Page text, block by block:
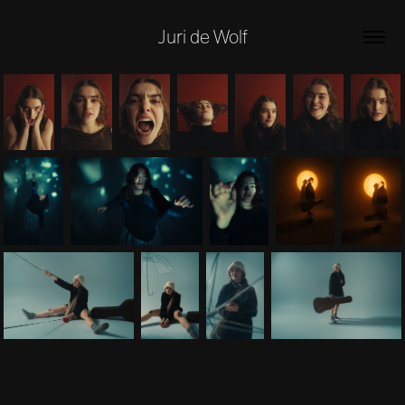
Juri de Wolf